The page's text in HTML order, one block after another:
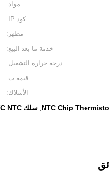
مواد:
كود IP:
مظهر:
خدمة ما بعد البيع:
درجة حرارة التشغيل:
قيمة ب:
الأسلاك:
, سلك PVC NTC رقاقة الثرمستور